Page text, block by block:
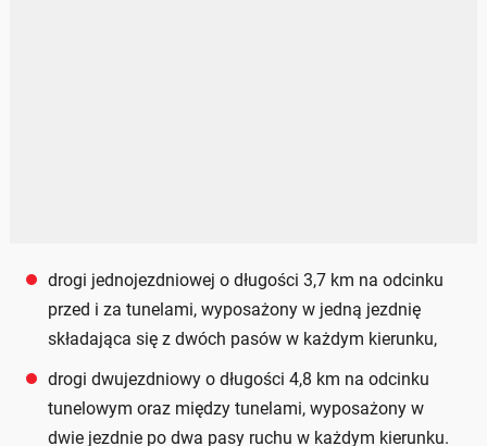
drogi jednojezdniowej o długości 3,7 km na odcinku
przed i za tunelami, wyposażony w jedną jezdnię
składająca się z dwóch pasów w każdym kierunku,
drogi dwujezdniowy o długości 4,8 km na odcinku
tunelowym oraz między tunelami, wyposażony w
dwie jezdnie po dwa pasy ruchu w każdym kierunku.